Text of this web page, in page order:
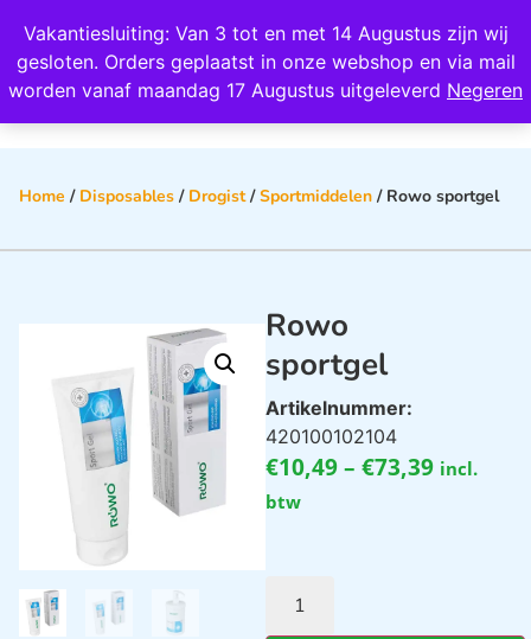
Vakantiesluiting: Van 3 tot en met 14 Augustus zijn wij
gesloten. Orders geplaatst in onze webshop en via mail
worden vanaf maandag 17 Augustus uitgeleverd Negeren
Wij scoren een 4,8 op Google
Home / Disposables / Drogist/Sportmiddelen / Rowo sportgel
Rowo
sportgel
Artikelnummer:
420100102104
€10,49– €73,39 incl.
btw